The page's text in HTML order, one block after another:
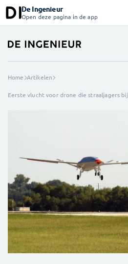
De Ingenieur
Open deze pagina in de app
Home Artikelen
Eerste vlucht voor drone die straaljagers